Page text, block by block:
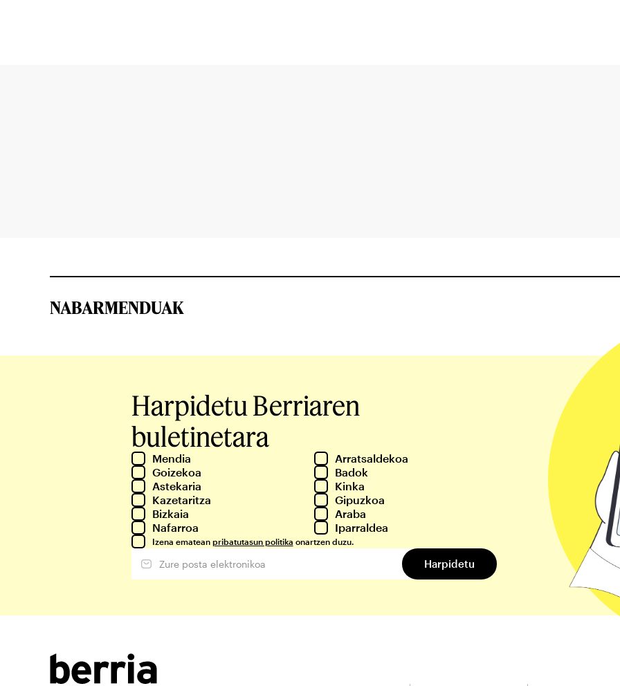
NABARMENDUAK
Harpidetu Berriaren
buletinetara
Mendia
Arratsaldekoa
Goizekoa
Badok
Astekaria
Kinka
Kazetaritza
Gipuzkoa
Bizkaia
Araba
Nafarroa
Iparraldea
Izena ematean pribatutasun politika onartzen duzu.